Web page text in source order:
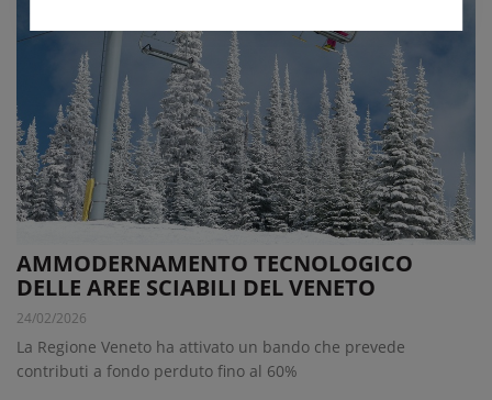
AMMODERNAMENTO TECNOLOGICO
DELLE AREE SCIABILI DEL VENETO
24/02/2026
La Regione Veneto ha attivato un bando che prevede
contributi a fondo perduto fino al 60%